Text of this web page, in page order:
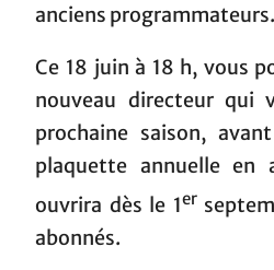
anciens programmateurs.
Ce 18 juin à 18 h, vous
nouveau directeur qui
prochaine saison,
plaquette annuelle en
ouvrira dès le 1er
abonnés.